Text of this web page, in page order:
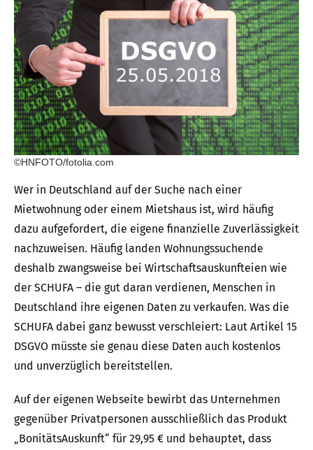
©HNFOTO/fotolia.com
Wer in Deutschland auf der Suche nach einer
Mietwohnung oder einem Mietshaus ist, wird häufig
dazu aufgefordert, die eigene finanzielle Zuverlässigkeit
nachzuweisen. Häufig landen Wohnungssuchende
deshalb zwangsweise bei Wirtschaftsauskunfteien wie
der SCHUFA – die gut daran verdienen, Menschen in
Deutschland ihre eigenen Daten zu verkaufen. Was die
SCHUFA dabei ganz bewusst verschleiert: Laut Artikel 15
DSGVO müsste sie genau diese Daten auch kostenlos
und unverzüglich bereitstellen.
Auf der eigenen Webseite bewirbt das Unternehmen
gegenüber Privatpersonen ausschließlich das Produkt
„BonitätsAuskunft“ für 29,95 € und behauptet, dass